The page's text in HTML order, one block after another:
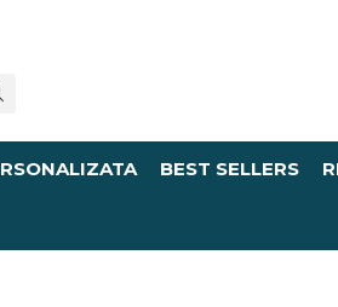
BEST SELLERS